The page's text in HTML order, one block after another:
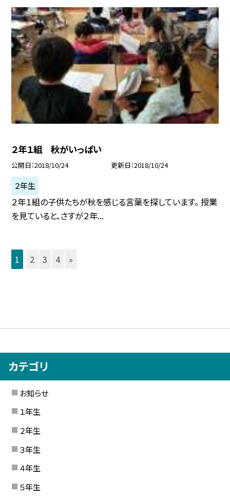
２年１組 秋がいっぱい
公開日 2018/10/24 更新日 2018/10/24
２年生
２年１組の子供たちが秋を感じる言葉を探しています。 授業
を見ていると、さすが２年...
1 2 3 4 »
カテゴリ
お知らせ
１年生
２年生
３年生
４年生
５年生